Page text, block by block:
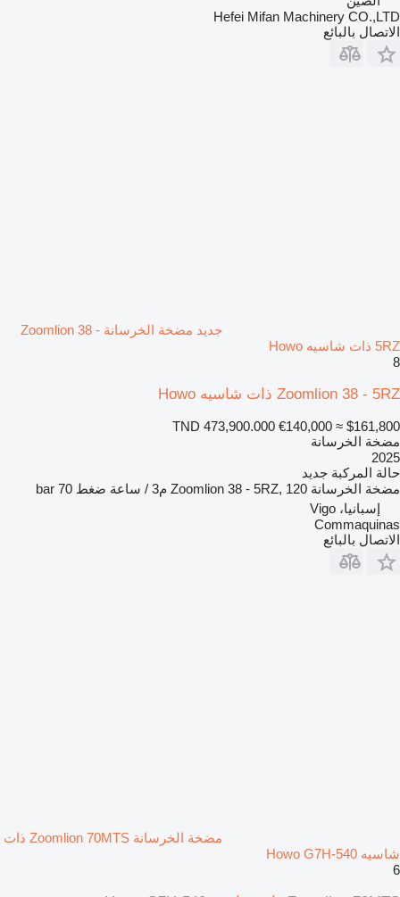
Hefei Mifan Machinery CO.,LTD
الاتصال بالبائع
جديد مضخة الخرسانة Zoomlion 38 -
5RZ ذات شاسيه Howo
8
Zoomlion 38 - 5RZ ذات شاسيه Howo
TND 473,900.000 €140,000 ≈ $161,800
مضخة الخرسانة
2025
حالة المركبة جديد
مضخة الخرسانة Zoomlion 38 - 5RZ, 120 م3 / ساعة ضغط 70 bar
إسبانيا، Vigo
Commaquinas
الاتصال بالبائع
مضخة الخرسانة Zoomlion 70MTS ذات
شاسيه Howo G7H-540
6